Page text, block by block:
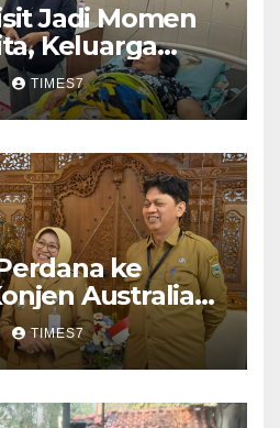
Jadi Momen
Keluarga
Manfaat
JKN
TIMES7
ke
Australia
Pariwisata
TIMES7